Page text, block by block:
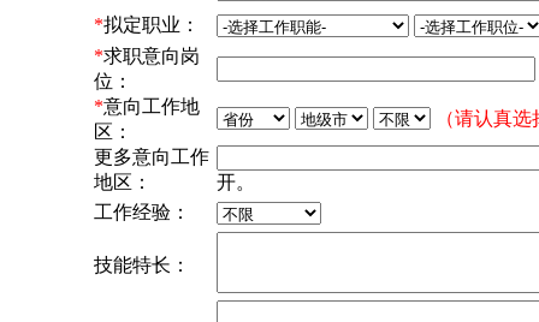
*拟定职业：
*求职意向岗
位：
*意向工作地
区：
（请认真
更多意向工作
地区：
开。
工作经验：
技能特长：